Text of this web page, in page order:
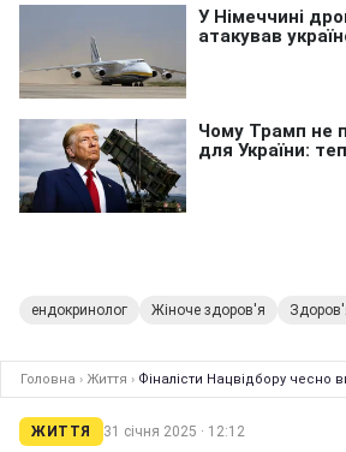
ендокринолог Жіноче здоров'я
Головна › Життя › Фіналісти Нацвідбору чесно
ЖИТТЯ 31 січня 2025 · 12:12